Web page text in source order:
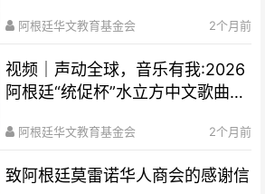
阿根廷华文教育基金会 2个月前
视频｜声动全球，音乐有我:2026
阿根廷“统促杯”水立方中文歌曲大
阿根廷华文教育基金会 2个月前
致阿根廷莫雷诺华人商会的感谢信